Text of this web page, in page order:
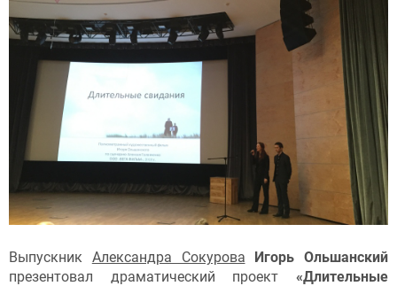
Выпускник Александра Сокурова
Игорь Ольшанский
презентовал драматический проект «Длительные